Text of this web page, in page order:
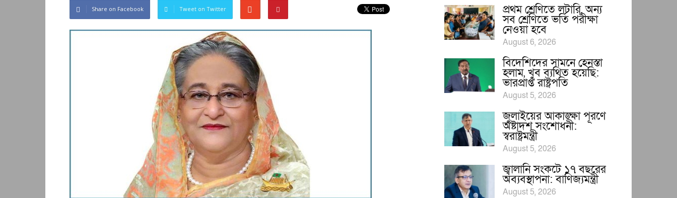
Share on Facebook Tweet on Twitter প্রথম শ্রেণিতে লটারি, অন্য
সব শ্রেণিতে ভর্তি পরীক্ষা
নেওয়া হবে
August 6, 2026
বিদেশিদের সামনে হেনস্তা
হলাম, খুব ব্যথিত হয়েছি:
ভারপ্রাপ্ত রাষ্ট্রপতি
August 5, 2026
জুলাইয়ের আকাঙ্ক্ষা পূরণে
অষ্টাদশ সংশোধনী:
স্বরাষ্ট্রমন্ত্রী
August 5, 2026
জ্বালানি সংকটে ১৭ বছরের
অব্যবস্থাপনা: বাণিজ্যমন্ত্রী
August 5, 2026